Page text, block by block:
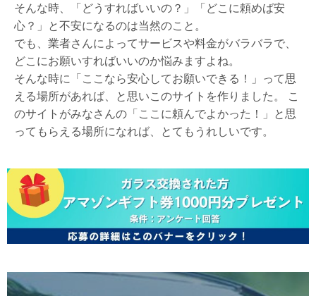
そんな時、「どうすればいいの？」「どこに頼めば安
心？」と不安になるのは当然のこと。
でも、業者さんによってサービスや料金がバラバラで、
どこにお願いすればいいのか悩みますよね。
そんな時に「ここなら安心してお願いできる！」って思
える場所があれば、と思いこのサイトを作りました。 こ
のサイトがみなさんの「ここに頼んでよかった！」と思
ってもらえる場所になれば、とてもうれしいです。